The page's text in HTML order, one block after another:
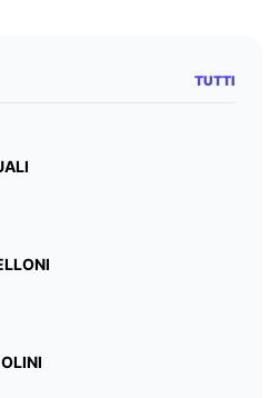
TUTTI